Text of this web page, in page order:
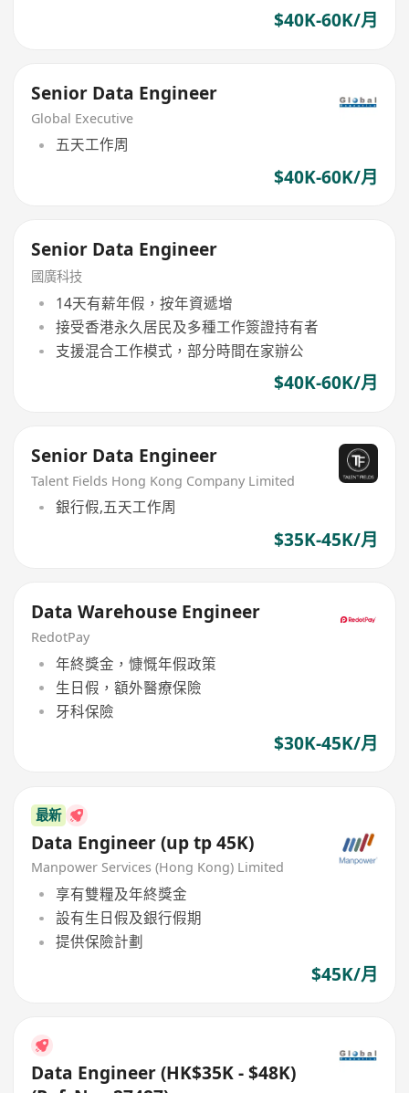
$40K-60K/月
Senior Data Engineer
Global Executive
五天工作周
$40K-60K/月
Senior Data Engineer
國廣科技
14天有薪年假，按年資遞增
接受香港永久居民及多種工作簽證持有者
支援混合工作模式，部分時間在家辦公
$40K-60K/月
Senior Data Engineer
Talent Fields Hong Kong Company Limited
銀行假,五天工作周
$35K-45K/月
Data Warehouse Engineer
RedotPay
年終獎金，慷慨年假政策
生日假，額外醫療保險
牙科保險
$30K-45K/月
最新
Data Engineer (up tp 45K)
Manpower Services (Hong Kong) Limited
享有雙糧及年終獎金
設有生日假及銀行假期
提供保險計劃
$45K/月
Data Engineer (HK$35K - $48K)